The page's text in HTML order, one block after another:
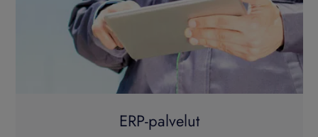
ERP-palvelut